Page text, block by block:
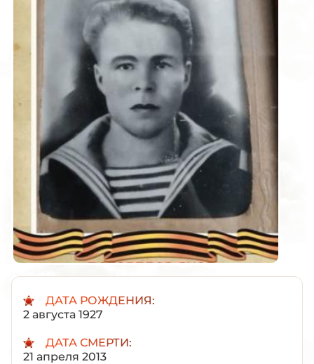
ДАТА РОЖДЕНИЯ:
2 августа 1927
ДАТА СМЕРТИ:
21 апреля 2013